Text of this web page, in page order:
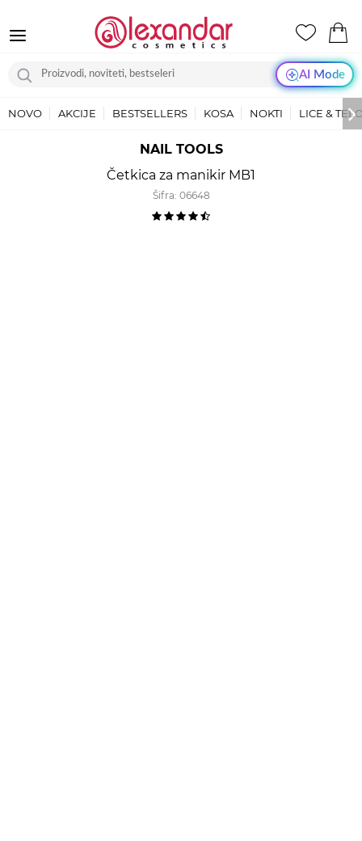
AI Mode
NOVO AKCIJE BESTSELLERS KOSA NOKTI LICE &
NAIL TOOLS
Četkica za manikir MB1
Šifra: 06648